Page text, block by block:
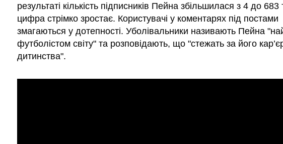
результаті кількість підписників Пейна збільшилася з 4 до
цифра стрімко зростає. Користувачі у коментарях під постами
змагаються у дотепності. Уболівальники називають Пейна
футболістом світу" та розповідають, що "стежать за його
дитинства".